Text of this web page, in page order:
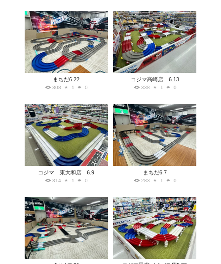
まちだ6.22
308 1 0
コジマ高崎店 6.13
338 1 0
コジマ 東大和店 6.9
314 1 0
まちだ6.7
283 1 0